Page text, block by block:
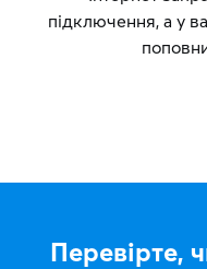
підключення, а у
Перевірте,